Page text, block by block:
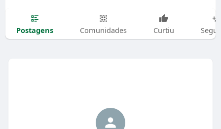
Postagens Comunidades Curtiu